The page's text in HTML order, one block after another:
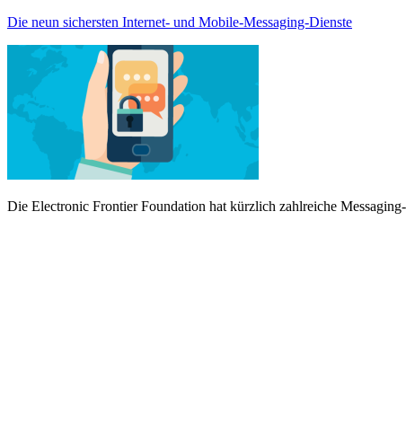
Die neun sichersten Internet- und Mobile-Messaging-Dienste
Die Electronic Frontier Foundation hat kürzlich zahlreiche